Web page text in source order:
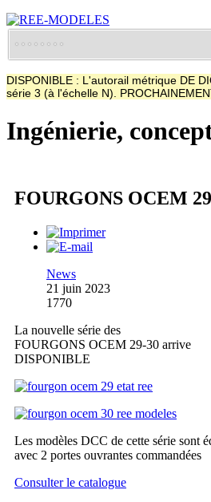
DISPONIBLE : L'autorail métrique DE
série 3 (à l'échelle N).
Ingénierie,
FOURGONS OCEM
News
21 juin 2023
1770
La nouvelle série des
FOURGONS OCEM 29-30 arrive
DISPONIBLE
Les modèles DCC de cette série sont
avec 2 portes ouvrantes commandées
Consulter le catalogue